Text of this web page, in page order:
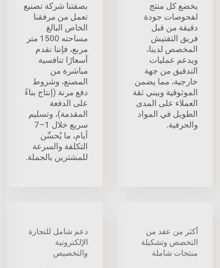
يخضع كل منتج
لفحوصات جودة
دقيقة من قبل
فريق التفتيش
المخصص لدينا،
ويدعم عمليات
التدقيق من جهة
خارجية، مما يضمن
الموثوقية ويبني ثقة
العملاء على المدى
الطويل في المواد
والحرفية.
بصفتنا شركة تصنيع
تعمل من مرفقنا
الخاص البالغ
مساحته 1500 متر
مربع، فإننا نقدم
أسعارًا تنافسية
مباشرة من
المصنع، وشروط
دفع مرنة (إنتاج بناءً
على الدفعة
المقدمة)، وتسليم
سريع خلال 1–7
أيام، ما يُحسِّن
التكلفة والسرعة
للمشترين بالجملة.
أكثر من عقد من
التخصص وتشكيلة
منتجات شاملة
دعم شامل للتجارة
الإلكترونية
والتخصيص